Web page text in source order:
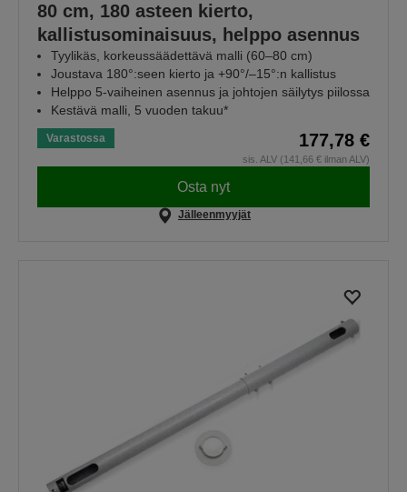
80 cm, 180 asteen kierto,
kallistusominaisuus, helppo asennus
Tyylikäs, korkeussäädettävä malli (60–80 cm)
Joustava 180°:seen kierto ja +90°/–15°:n kallistus
Helppo 5-vaiheinen asennus ja johtojen säilytys piilossa
Kestävä malli, 5 vuoden takuu*
Varastossa 177,78 €
sis. ALV (141,66 € ilman ALV)
Osta nyt
Jälleenmyyjät